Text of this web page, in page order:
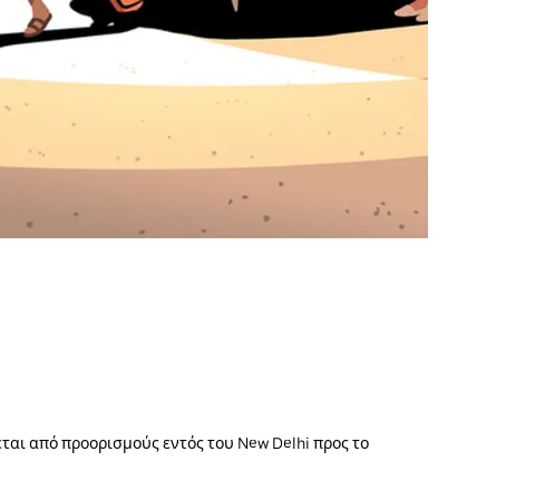
από προορισμούς εντός του New Delhi προς το